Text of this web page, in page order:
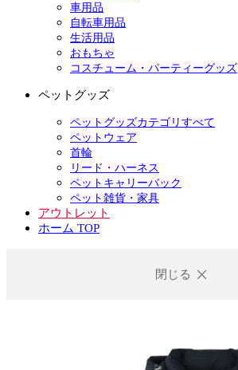
車用品
自転車用品
生活用品
おもちゃ
コスチューム・パーティーグッズ
ペットグッズ
ペットグッズカテゴリすべて
ペットウェア
首輪
リード・ハーネス
ペットキャリーバック
ペット雑貨・家具
アウトレット
ホーム TOP
閉じる